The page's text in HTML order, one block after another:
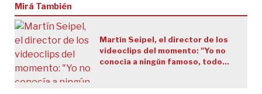
Mirá También
Martín Seipel, el director de los
videoclips del momento: "Yo no
conocía a ningún famoso, todo